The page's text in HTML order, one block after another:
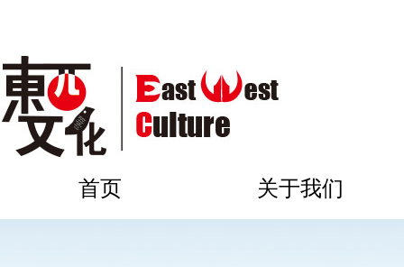
首页 关于我们